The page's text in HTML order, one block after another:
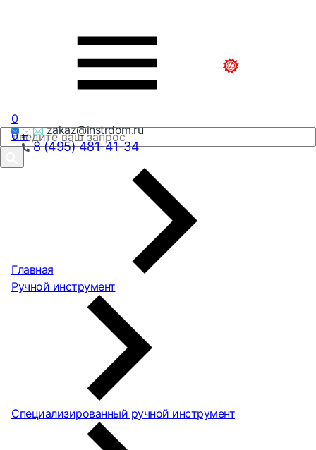
zakaz@instrdom.ru
8 (495) 481-41-34
0
0₽
Главная
Ручной инструмент
Специализированный ручной инструмент